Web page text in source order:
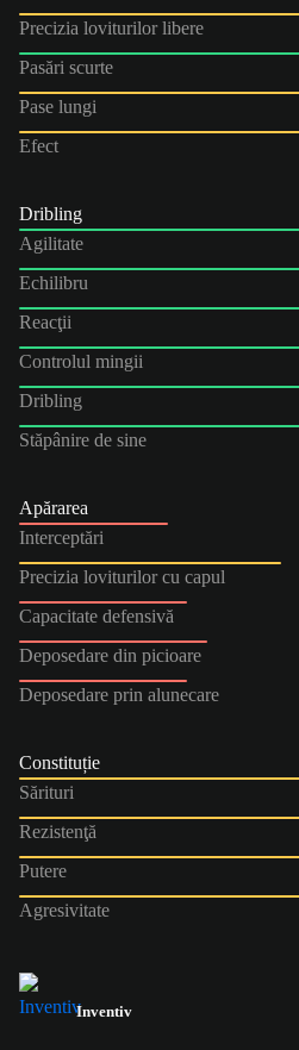
Precizia loviturilor libere
Pasări scurte
Pase lungi
Efect
Dribling
Agilitate
Echilibru
Reacţii
Controlul mingii
Dribling
Stăpânire de sine
Apărarea
Interceptări
Precizia loviturilor cu capul
Capacitate defensivă
Deposedare din picioare
Deposedare prin alunecare
Constituție
Sărituri
Rezistenţă
Putere
Agresivitate
Inventiv